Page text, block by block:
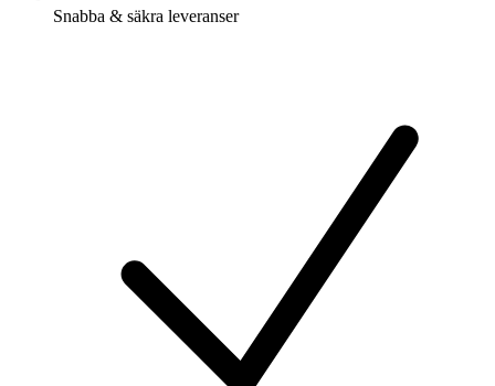
Snabba & säkra leveranser